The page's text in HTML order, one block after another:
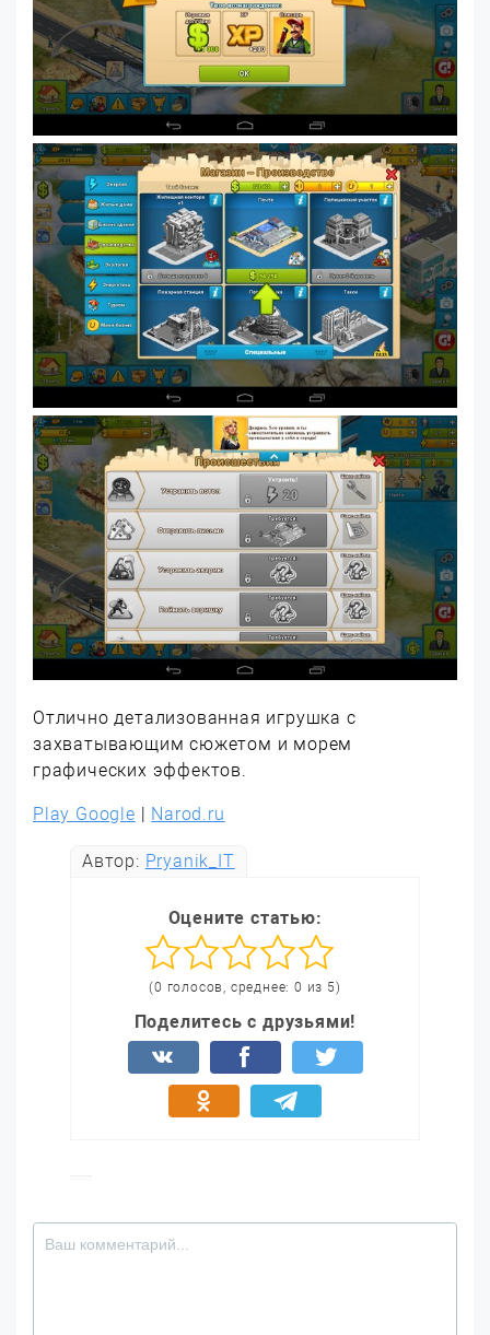
Отлично детализованная игрушка с
захватывающим сюжетом и морем
графических эффектов.
Play Google Narod.ru
Автор: Pryanik_IT
Оцените статью:
(0 голосов, среднее: 0 из 5)
Поделитесь с друзьями!